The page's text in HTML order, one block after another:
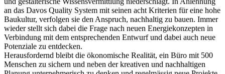
an das Davos Quality System mit seinen acht Kriterien für eine hohe
Baukultur, verfolgen sie den Anspruch, nachhaltig zu bauen. Immer
wieder stellt sich dabei die Frage nach neuen Energiekonzepten in
Verbindung mit dem entsprechenden Entwurf und dabei auch neue
Potenziale zu entdecken.
Herausfordernd bleibt die ökonomische Realität, ein Büro mit 500
Menschen zu sichern und neben der kreativen und nachhaltigen